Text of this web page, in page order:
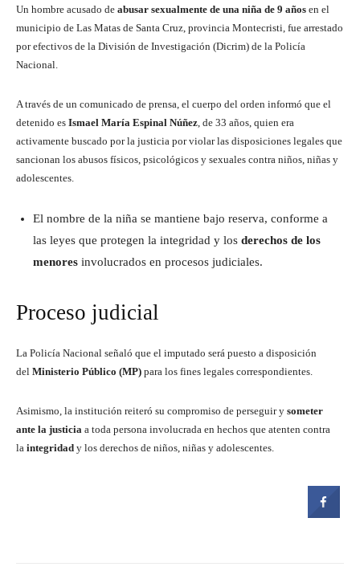
Un hombre acusado de abusar sexualmente de una niña de 9 años en el
municipio de Las Matas de Santa Cruz, provincia Montecristi, fue arrestado
por efectivos de la División de Investigación (Dicrim) de la Policía
Nacional.
A través de un comunicado de prensa, el cuerpo del orden informó que el
detenido es Ismael María Espinal Núñez, de 33 años, quien era
activamente buscado por la justicia por violar las disposiciones legales que
sancionan los abusos físicos, psicológicos y sexuales contra niños, niñas y
adolescentes.
El nombre de la niña se mantiene bajo reserva, conforme a
las leyes que protegen la integridad y los derechos de los
menores involucrados en procesos judiciales.
Proceso judicial
La Policía Nacional señaló que el imputado será puesto a disposición
del Ministerio Público (MP) para los fines legales correspondientes.
Asimismo, la institución reiteró su compromiso de perseguir y someter
ante la justicia a toda persona involucrada en hechos que atenten contra
la integridad y los derechos de niños, niñas y adolescentes.